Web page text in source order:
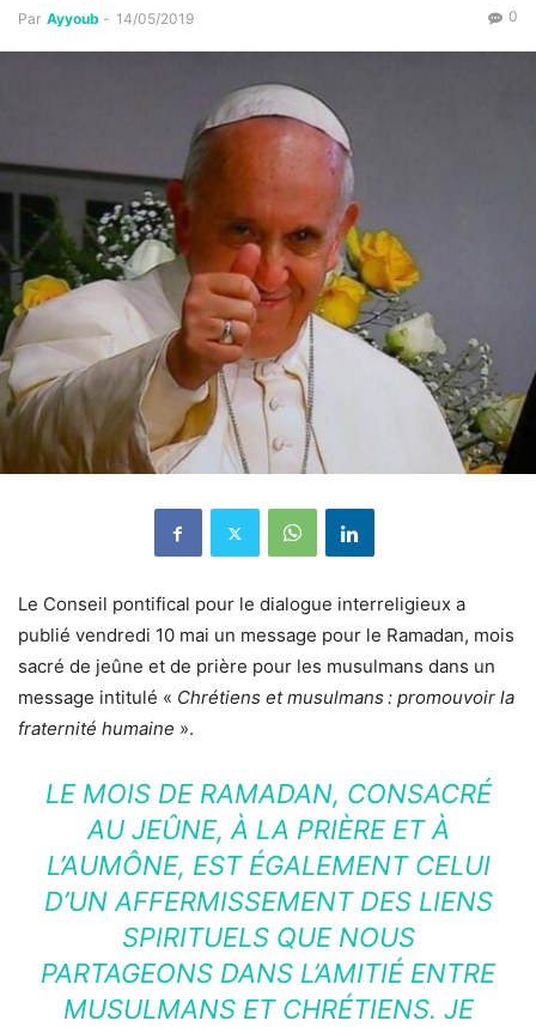
Par Ayyoub - 14/05/2019 0
Le Conseil pontifical pour le dialogue interreligieux a
publié vendredi 10 mai un message pour le Ramadan, mois
sacré de jeûne et de prière pour les musulmans dans un
message intitulé « Chrétiens et musulmans : promouvoir la
fraternité humaine ».
LE MOIS DE RAMADAN, CONSACRÉ
AU JEÛNE, À LA PRIÈRE ET À
L’AUMÔNE, EST ÉGALEMENT CELUI
D’UN AFFERMISSEMENT DES LIENS
SPIRITUELS QUE NOUS
PARTAGEONS DANS L’AMITIÉ ENTRE
MUSULMANS ET CHRÉTIENS. JE